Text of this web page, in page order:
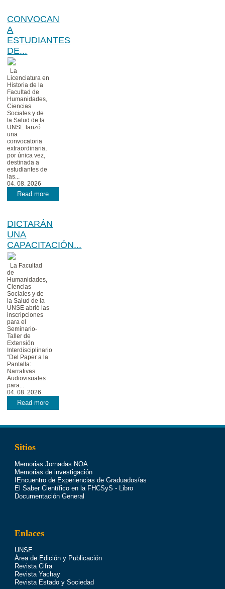
CONVOCAN
A
ESTUDIANTES
DE...
La
Licenciatura en
Historia de la
Facultad de
Humanidades,
Ciencias
Sociales y de
la Salud de la
UNSE lanzó
una
convocatoria
extraordinaria,
por única vez,
destinada a
estudiantes de
las...
04. 08. 2026
Read more
DICTARÁN
UNA
CAPACITACIÓN...
La Facultad
de
Humanidades,
Ciencias
Sociales y de
la Salud de la
UNSE abrió las
inscripciones
para el
Seminario-
Taller de
Extensión
Interdisciplinario
“Del Paper a la
Pantalla:
Narrativas
Audiovisuales
para...
04. 08. 2026
Read more
Sitios
Memorias Jornadas NOA
Memorias de investigación
IEncuentro de Experiencias de Graduados/as
El Saber Científico en la FHCSyS - Libro
Documentación General
Enlaces
UNSE
Área de Edición y Publicación
Revista Cifra
Revista Yachay
Revista Estado y Sociedad